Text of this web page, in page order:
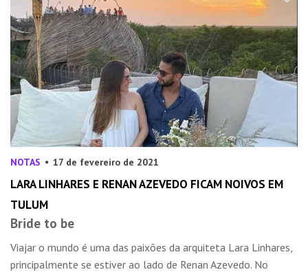
NOTAS 17 de fevereiro de 2021
LARA LINHARES E RENAN AZEVEDO FICAM NOIVOS EM
TULUM
Bride to be
Viajar o mundo é uma das paixões da arquiteta Lara Linhares,
principalmente se estiver ao lado de Renan Azevedo. No